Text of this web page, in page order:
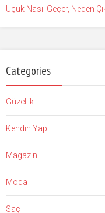
Uçuk Nasıl Geçer, Neden
Categories
Güzellik
Kendin Yap
Magazin
Moda
Saç